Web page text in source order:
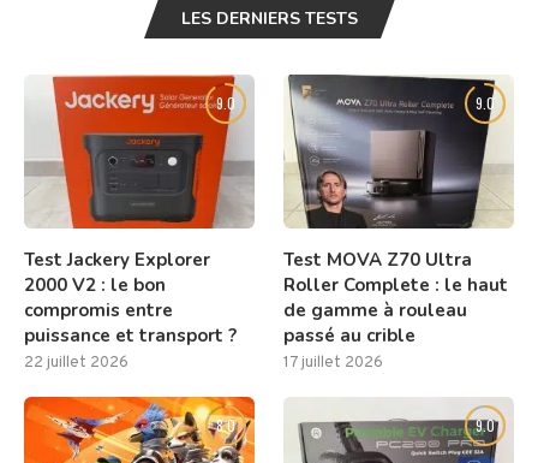
LES DERNIERS TESTS
9.0
Test Jackery Explorer
2000 V2 : le bon
compromis entre
puissance et transport ?
22 juillet 2026
9.0
Test MOVA Z70 Ultra
Roller Complete : le haut
de gamme à rouleau
passé au crible
17 juillet 2026
8.0 9.0